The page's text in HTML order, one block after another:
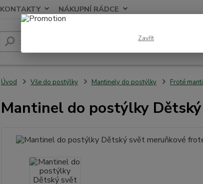
KONTAKTY NÁKUPNÍ RÁDCE
Hledat
Úvod Vše do postýlky Mantinely do postýlky Froté
Mantinel do postýlky
Zavřít